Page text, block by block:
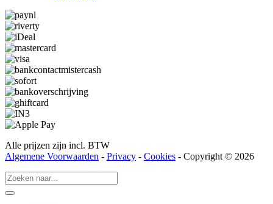
Alle prijzen zijn incl. BTW
Algemene Voorwaarden - Privacy - Cookies - Copyright © 2026